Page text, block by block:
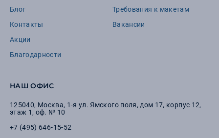
Блог
Контакты
Акции
Благодарности
Требования к макетам
Вакансии
НАШ ОФИС
125040, Москва, 1-я ул. Ямского поля, дом 17, корпус 12,
этаж 1, оф. № 10
+7 (495) 646-15-52